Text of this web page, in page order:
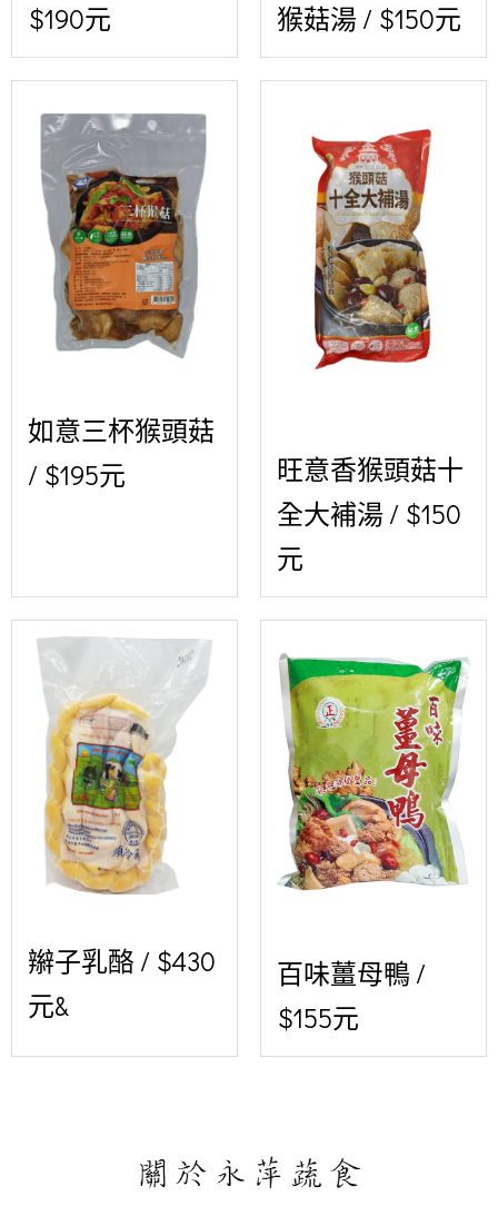
$190元
猴菇湯 / $150元
如意三杯猴頭菇
/ $195元
旺意香猴頭菇十
全大補湯 / $150
元
辮子乳酪 / $430
元&
百味薑母鴨 /
$155元